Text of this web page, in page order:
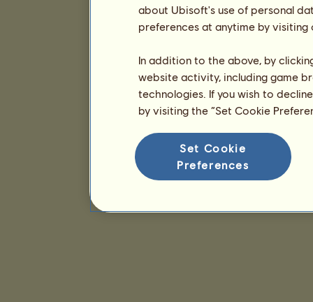
about Ubisoft's use of personal
preferences at anytime by
In addition to the above, by
website activity, including game
technologies. If you wish to
by visiting the “Set Cookie
Set Cookie
Preferences